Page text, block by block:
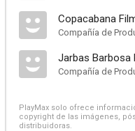
Copacabana
Compañía de
Compañía de
PlayMax solo ofrece
copyright de las imágenes,
distribuidoras.